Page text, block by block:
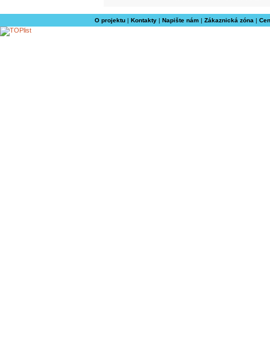
O projektu| Kontakty| Napište nám| Zákaznická zóna |